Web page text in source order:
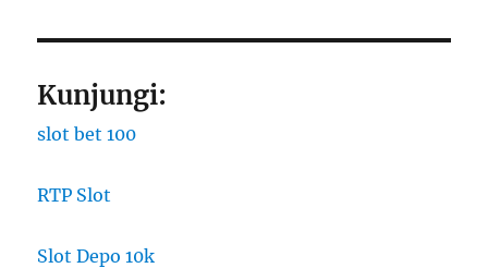
Kunjungi:
slot bet 100
RTP Slot
Slot Depo 10k